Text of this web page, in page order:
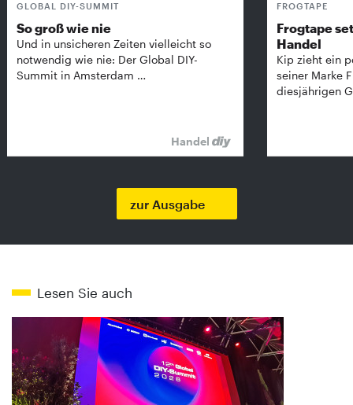
GLOBAL DIY-SUMMIT
So groß wie nie
Und in unsicheren Zeiten vielleicht so
notwendig wie nie: Der Global DIY-
Summit in Amsterdam …
Handel
FROGTAPE
Frogtape
Handel
Kip zieht ein
seiner Marke
diesjährigen
zur Ausgabe
Lesen Sie auch